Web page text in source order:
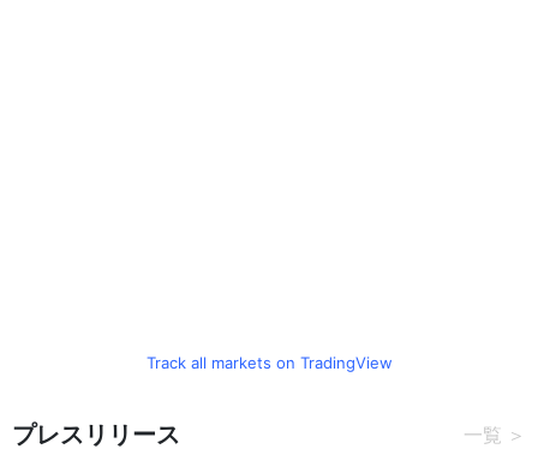
Track all markets on TradingView
プレスリリース 一覧